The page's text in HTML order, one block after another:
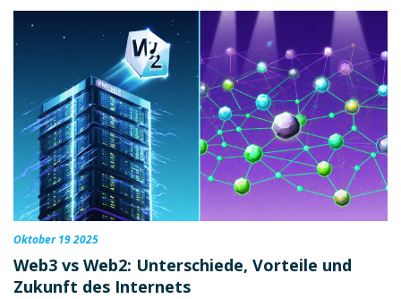
Oktober 19 2025
Web3 vs Web2: Unterschiede, Vorteile und
Zukunft des Internets